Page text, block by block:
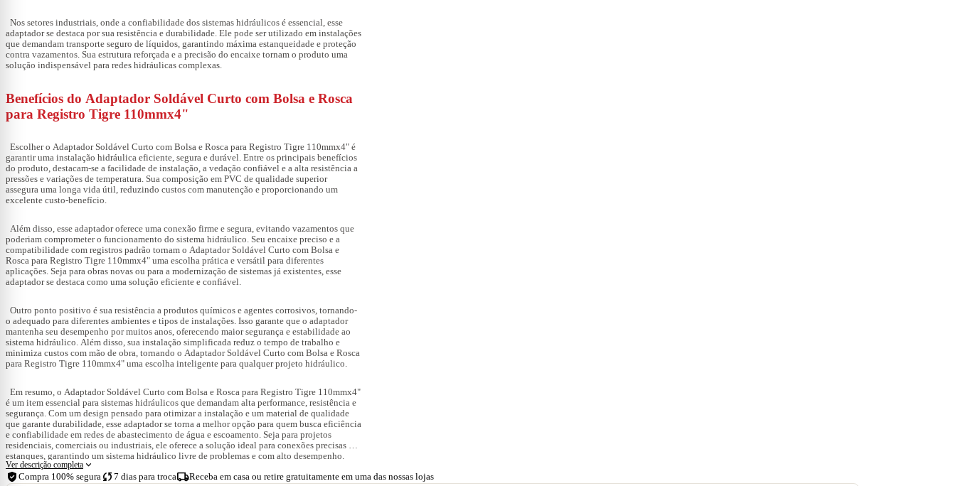
Nos setores industriais, onde a confiabilidade dos sistemas hidráulicos é essencial, esse
adaptador se destaca por sua resistência e durabilidade. Ele pode ser utilizado em instalações
que demandam transporte seguro de líquidos, garantindo máxima estanqueidade e proteção
contra vazamentos. Sua estrutura reforçada e a precisão do encaixe tornam o produto uma
solução indispensável para redes hidráulicas complexas.
Benefícios do Adaptador Soldável Curto com Bolsa e Rosca
para Registro Tigre 110mmx4"
Escolher o Adaptador Soldável Curto com Bolsa e Rosca para Registro Tigre 110mmx4" é
garantir uma instalação hidráulica eficiente, segura e durável. Entre os principais benefícios
do produto, destacam-se a facilidade de instalação, a vedação confiável e a alta resistência a
pressões e variações de temperatura. Sua composição em PVC de qualidade superior
assegura uma longa vida útil, reduzindo custos com manutenção e proporcionando um
excelente custo-benefício.
Além disso, esse adaptador oferece uma conexão firme e segura, evitando vazamentos que
poderiam comprometer o funcionamento do sistema hidráulico. Seu encaixe preciso e a
compatibilidade com registros padrão tornam o Adaptador Soldável Curto com Bolsa e
Rosca para Registro Tigre 110mmx4" uma escolha prática e versátil para diferentes
aplicações. Seja para obras novas ou para a modernização de sistemas já existentes, esse
adaptador se destaca como uma solução eficiente e confiável.
Outro ponto positivo é sua resistência a produtos químicos e agentes corrosivos, tornando-
o adequado para diferentes ambientes e tipos de instalações. Isso garante que o adaptador
mantenha seu desempenho por muitos anos, oferecendo maior segurança e estabilidade ao
sistema hidráulico. Além disso, sua instalação simplificada reduz o tempo de trabalho e
minimiza custos com mão de obra, tornando o Adaptador Soldável Curto com Bolsa e Rosca
para Registro Tigre 110mmx4" uma escolha inteligente para qualquer projeto hidráulico.
Em resumo, o Adaptador Soldável Curto com Bolsa e Rosca para Registro Tigre 110mmx4"
é um item essencial para sistemas hidráulicos que demandam alta performance, resistência e
segurança. Com um design pensado para otimizar a instalação e um material de qualidade
que garante durabilidade, esse adaptador se torna a melhor opção para quem busca eficiência
e confiabilidade em redes de abastecimento de água e escoamento. Seja para projetos
residenciais, comerciais ou industriais, ele oferece a solução ideal para conexões precisas e
estanques, garantindo um sistema hidráulico livre de problemas e com alto desempenho.
Ver descrição completa expand_more
verified_user Compra 100% segura sync 7 dias para trocalocal_shippingReceba em casa ou retire gratuitamente em uma das nossas lojas